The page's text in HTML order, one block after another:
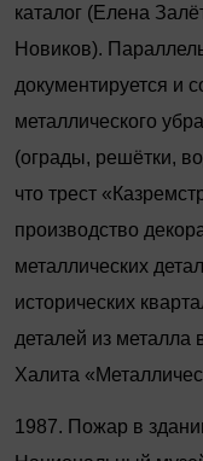
каталог (Елена
Новиков).
документируется и
металлического
(ограды, решётки,
что трест
производство
металлических
исторических
деталей из металла
Халита
1987. Пожар в